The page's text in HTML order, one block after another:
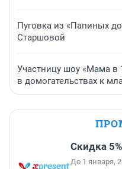
Пуговка из «Папиных
Старшовой
Участницу шоу «Мама в
в домогательствах к
Скидка
До 1 января,